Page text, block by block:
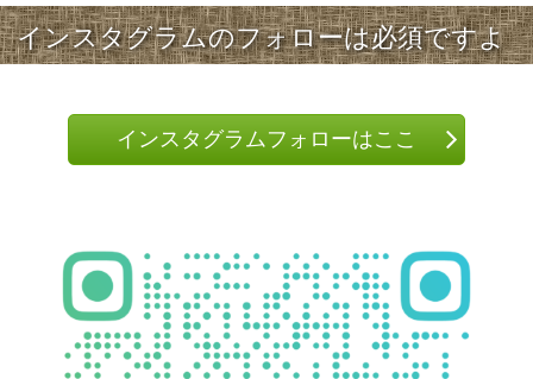
インスタグラムのフォローは必須ですよ
インスタグラムフォローはここ